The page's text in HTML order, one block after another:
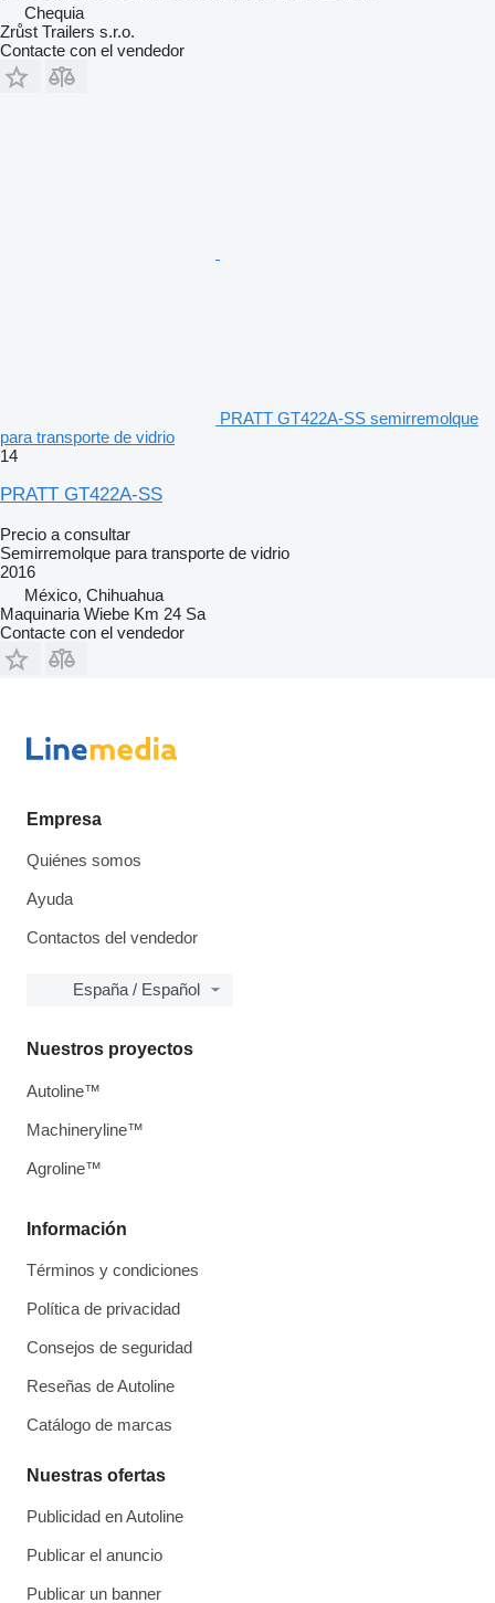
Chequia
Zrůst Trailers s.r.o.
Contacte con el vendedor
PRATT GT422A-SS semirremolque
para transporte de vidrio
14
PRATT GT422A-SS
Precio a consultar
Semirremolque para transporte de vidrio
2016
México, Chihuahua
Maquinaria Wiebe Km 24 Sa
Contacte con el vendedor
Empresa
Quiénes somos
Ayuda
Contactos del vendedor
España / Español
Información
Términos y condiciones
Política de privacidad
Consejos de seguridad
Reseñas de Autoline
Catálogo de marcas
Nuestras ofertas
Publicidad en Autoline
Publicar el anuncio
Publicar un banner
Nuestros proyectos
Autoline™
Machineryline™
Agroline™